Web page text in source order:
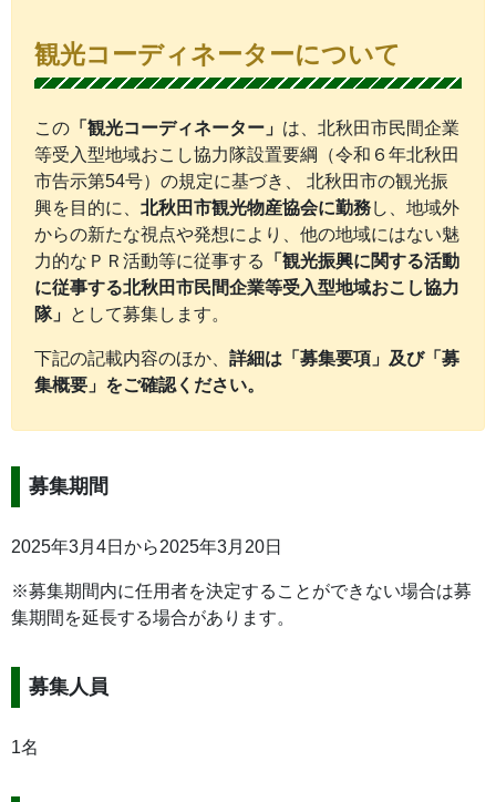
観光コーディネーターについて
この 「観光コーディネーター」 は、北秋田市民間企業
等受入型地域おこし協力隊設置要綱（令和６年北秋田
市告示第54号）の規定に基づき、 北秋田市の観光振
興を目的に、 北秋田市観光物産協会に勤務し、地域外
からの新たな視点や発想により、他の地域にはない魅
力的なＰＲ活動等に従事する
「観光振興に関する活動
に従事する北秋田市民間企業等受入型地域おこし協力
隊」 として募集します。
下記の記載内容のほか、 詳細は「募集要項」及び「募
集概要」をご確認ください。
募集期間
2025年3月4日から2025年3月20日
※募集期間内に任用者を決定することができない場合は募
集期間を延長する場合があります。
募集人員
1名